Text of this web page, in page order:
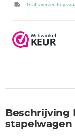
Gratis verzending
Beschrijving
stapelwagen